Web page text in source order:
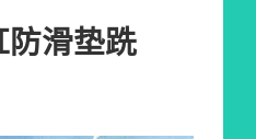
滑垫跣